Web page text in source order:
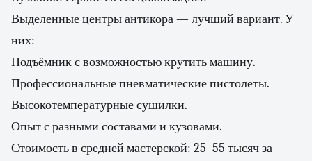
Выделенные центры антикора — лучший вариант. У
них:
Подъёмник с возможностью крутить машину.
Профессиональные пневматические пистолеты.
Высокотемпературные сушилки.
Опыт с разными составами и кузовами.
Стоимость в средней мастерской: 25–55 тысяч за